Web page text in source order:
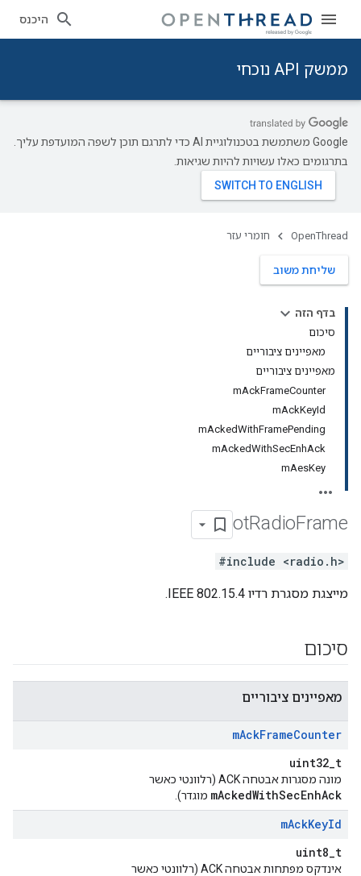
היכנס
ממשק API נוכחי
‫Google משתמשת בטכנולוגיית AI כדי לתרגם תוכן לשפה המועדפת עליך.
בתרגומים כאלו עשויות להיות שגיאות.
OpenThread חומרי עזר
שליחת משוב
בדף הזה
סיכום
מאפיינים ציבוריים
מאפיינים ציבוריים
mAckFrameCounter
mAckKeyId
mAckedWithFramePending
mAckedWithSecEnhAck
mAesKey
otRadioFrame
#include <radio.h>
מייצגת מסגרת רדיו IEEE 802.15.4.
סיכום
מאפיינים ציבוריים
mAckFrameCounter
uint32_t
מונה מסגרות אבטחה ACK (רלוונטי כאשר
mAckedWithSecEnhAck מוגדר).
mAckKeyId
uint8_t
אינדקס מפתחות אבטחה ACK (רלוונטי כאשר